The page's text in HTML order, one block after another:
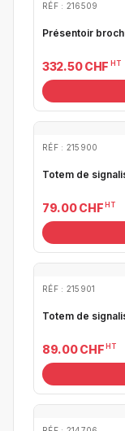
RÉF : 216509
Présentoir
332.50 CHF HT
RÉF : 215900
Totem de
79.00 CHF HT
RÉF : 215901
Totem de
89.00 CHF HT